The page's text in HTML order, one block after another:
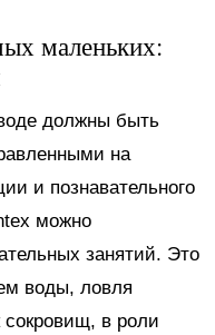
маленьких:
должны быть
на
и познавательного
можно
занятий. Это
воды, ловля
в роли